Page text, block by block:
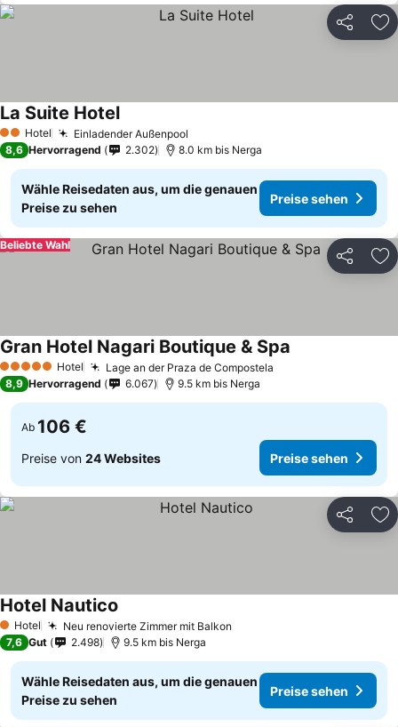
Teilen
2 Sterne
Hotel Einladender Außenpool
La Suite Hotel
8,6 Hervorragend 2.302 8.0 km bis Nerga
Wähle Reisedaten aus, um die genauen
Preise zu sehen
Preise sehen
Teilen
Beliebte Wahl
5 Sterne Hotel Lage an der Praza de Compostela
Gran Hotel Nagari Boutique & Spa
8,9 Hervorragend 6.067 9.5 km bis Nerga
Ab 106 €
Preise von 24 Websites Preise sehen
Teilen
1 Sterne
Hotel Neu renovierte Zimmer mit Balkon
Hotel Nautico
7,6 Gut 2.498 9.5 km bis Nerga
Wähle Reisedaten aus, um die genauen
Preise zu sehen
Preise sehen